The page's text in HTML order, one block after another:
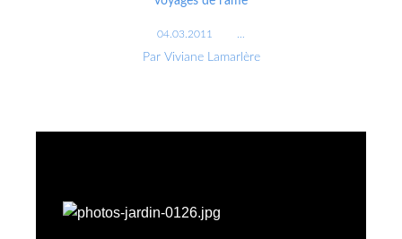
04.03.2011
Par Viviane Lamarlère